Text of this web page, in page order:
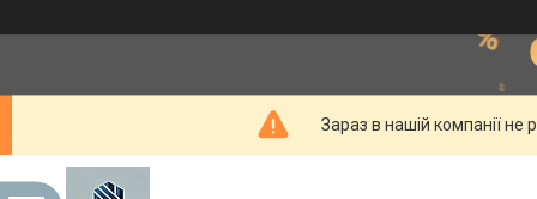
Зараз в нашій компанії не